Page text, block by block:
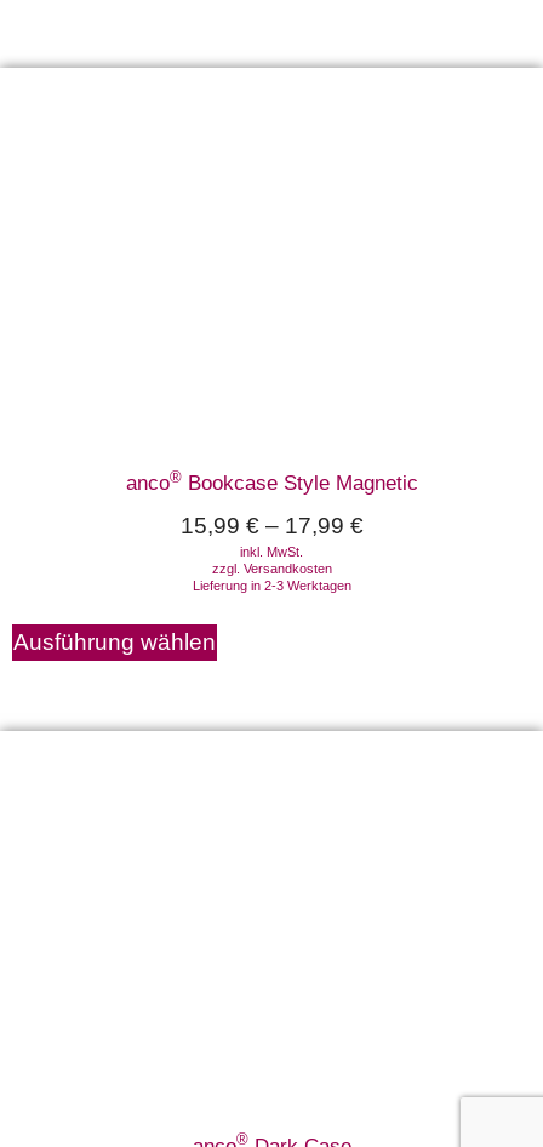
anco®Bookcase Style Magnetic
15,99 €– 17,99 €
inkl. MwSt.
zzgl. Versandkosten
Lieferung in 2-3 Werktagen
Ausführung wählen
®